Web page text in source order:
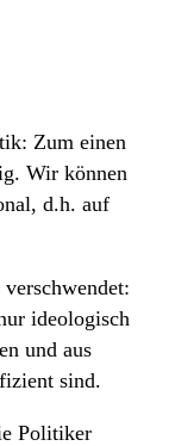
Zum einen
Wir können
d.h. auf
ideologisch
und aus
sind.
Politiker